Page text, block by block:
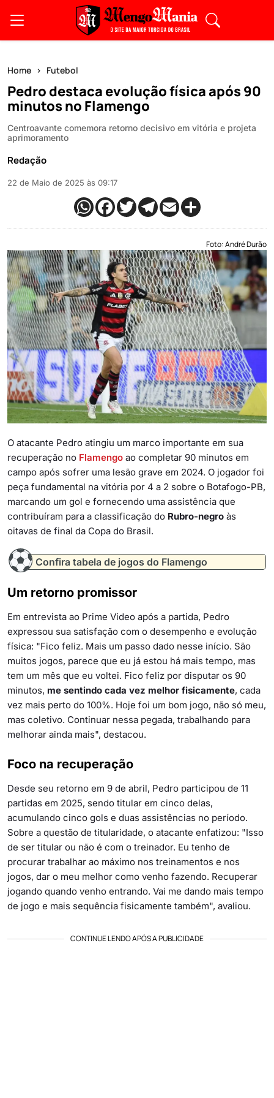
Home Futebol
Pedro destaca evolução física após 90
minutos no Flamengo
Centroavante comemora retorno decisivo em vitória e projeta
aprimoramento
Redação
22 de Maio de 2025 às 09:17
Foto: André Durão
O atacante Pedro atingiu um marco importante em sua
recuperação no Flamengo ao completar 90 minutos em
campo após sofrer uma lesão grave em 2024. O jogador foi
peça fundamental na vitória por 4 a 2 sobre o Botafogo-PB,
marcando um gol e fornecendo uma assistência que
contribuíram para a classificação do Rubro-negro às
oitavas de final da Copa do Brasil.
Confira tabela de jogos do Flamengo
Um retorno promissor
Em entrevista ao Prime Video após a partida, Pedro
expressou sua satisfação com o desempenho e evolução
física: "Fico feliz. Mais um passo dado nesse início. São
muitos jogos, parece que eu já estou há mais tempo, mas
tem um mês que eu voltei. Fico feliz por disputar os 90
minutos, me sentindo cada vez melhor fisicamente, cada
vez mais perto do 100%. Hoje foi um bom jogo, não só meu,
mas coletivo. Continuar nessa pegada, trabalhando para
melhorar ainda mais", destacou.
Foco na recuperação
Desde seu retorno em 9 de abril, Pedro participou de 11
partidas em 2025, sendo titular em cinco delas,
acumulando cinco gols e duas assistências no período.
Sobre a questão de titularidade, o atacante enfatizou: "Isso
de ser titular ou não é com o treinador. Eu tenho de
procurar trabalhar ao máximo nos treinamentos e nos
jogos, dar o meu melhor como venho fazendo. Recuperar
jogando quando venho entrando. Vai me dando mais tempo
de jogo e mais sequência fisicamente também", avaliou.
CONTINUE LENDO APÓS A PUBLICIDADE